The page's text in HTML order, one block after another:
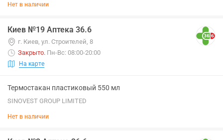
Нет в наличии
Киев №19 Аптека 36.6
г. Киев, ул. Строителей, 8
Закрыто. Пн-Вс: 08:00-20:00
На карте
Термостакан пластиковый 550 мл
SINOVEST GROUP LIMITED
Нет в наличии